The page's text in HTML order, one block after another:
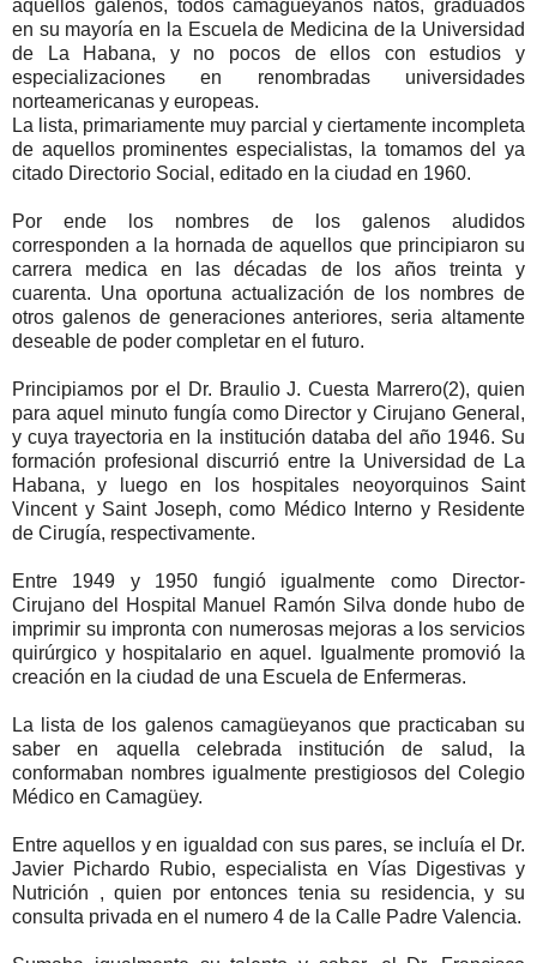
aquellos galenos, todos camagüeyanos natos, graduados
en su mayoría en la Escuela de Medicina de la Universidad
de La Habana, y no pocos de ellos con estudios y
especializaciones en renombradas universidades
norteamericanas y europeas.
La lista, primariamente muy parcial y ciertamente incompleta
de aquellos prominentes especialistas, la tomamos del ya
citado Directorio Social, editado en la ciudad en 1960.
Por ende los nombres de los galenos aludidos
corresponden a la hornada de aquellos que principiaron su
carrera medica en las décadas de los años treinta y
cuarenta. Una oportuna actualización de los nombres de
otros galenos de generaciones anteriores, seria altamente
deseable de poder completar en el futuro.
Principiamos por el Dr. Braulio J. Cuesta Marrero(2), quien
para aquel minuto fungía como Director y Cirujano General,
y cuya trayectoria en la institución databa del año 1946. Su
formación profesional discurrió entre la Universidad de La
Habana, y luego en los hospitales neoyorquinos Saint
Vincent y Saint Joseph, como Médico Interno y Residente
de Cirugía, respectivamente.
Entre 1949 y 1950 fungió igualmente como Director-
Cirujano del Hospital Manuel Ramón Silva donde hubo de
imprimir su impronta con numerosas mejoras a los servicios
quirúrgico y hospitalario en aquel. Igualmente promovió la
creación en la ciudad de una Escuela de Enfermeras.
La lista de los galenos camagüeyanos que practicaban su
saber en aquella celebrada institución de salud, la
conformaban nombres igualmente prestigiosos del Colegio
Médico en Camagüey.
Entre aquellos y en igualdad con sus pares, se incluía el Dr.
Javier Pichardo Rubio, especialista en Vías Digestivas y
Nutrición , quien por entonces tenia su residencia, y su
consulta privada en el numero 4 de la Calle Padre Valencia.